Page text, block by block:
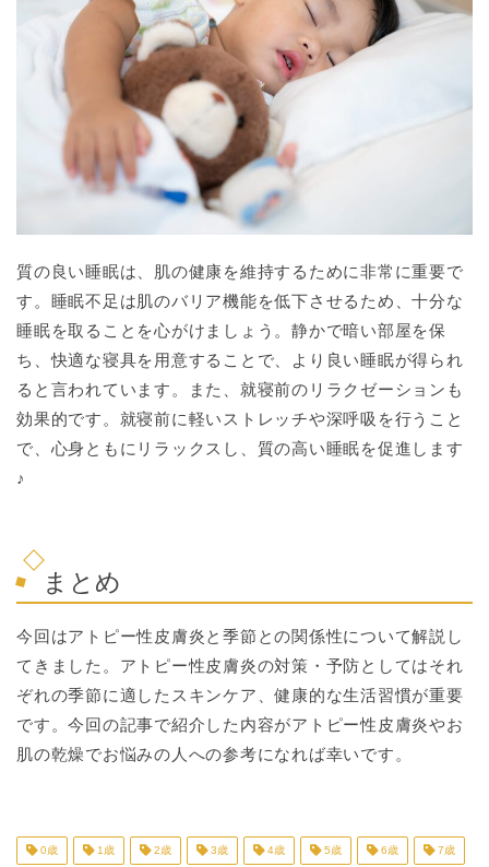
質の良い睡眠は、肌の健康を維持するために非常に重要で
す。睡眠不足は肌のバリア機能を低下させるため、十分な
睡眠を取ることを心がけましょう。静かで暗い部屋を保
ち、快適な寝具を用意することで、より良い睡眠が得られ
ると言われています。また、就寝前のリラクゼーションも
効果的です。就寝前に軽いストレッチや深呼吸を行うこと
で、心身ともにリラックスし、質の高い睡眠を促進します
♪
まとめ
今回はアトピー性皮膚炎と季節との関係性について解説し
てきました。アトピー性皮膚炎の対策・予防としてはそれ
ぞれの季節に適したスキンケア、健康的な生活習慣が重要
です。今回の記事で紹介した内容がアトピー性皮膚炎やお
肌の乾燥でお悩みの人への参考になれば幸いです。
0歳 1歳 2歳 3歳 4歳 5歳 6歳 7歳